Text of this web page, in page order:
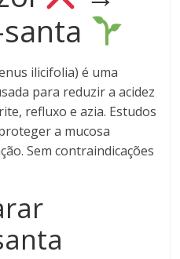
ilicifolia) é uma
para reduzir a acidez
refluxo e azia. Estudos
a mucosa
Sem contraindicações